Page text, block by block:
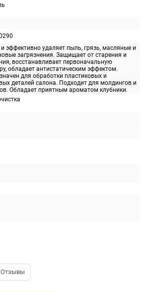
эффективно удаляет пыль, грязь, масляные и
загрязнения. Защищает от старения и
восстанавливает первоначальную
обладает антистатическим эффектом.
для обработки пластиковых и
деталей салона. Подходит для молдингов и
Обладает приятным ароматом клубники.
Отзывы